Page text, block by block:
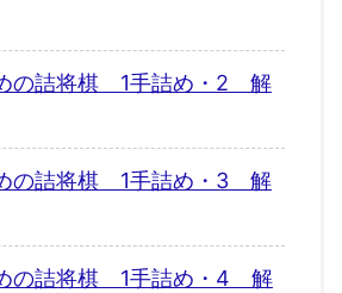
の詰将棋 1手詰め・2 解
の詰将棋 1手詰め・3 解
の詰将棋 1手詰め・4 解